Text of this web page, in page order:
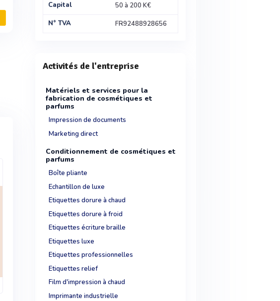
Capital
50 à 200 K€
N° TVA
FR92488928656
Activités de l'entreprise
Matériels et services pour la
fabrication de cosmétiques et
parfums
Impression de documents
Marketing direct
Conditionnement de cosmétiques et
parfums
Boîte pliante
Echantillon de luxe
Etiquettes dorure à chaud
Etiquettes dorure à froid
Etiquettes écriture braille
Etiquettes luxe
Etiquettes professionnelles
Etiquettes relief
Film d'impression à chaud
Imprimante industrielle